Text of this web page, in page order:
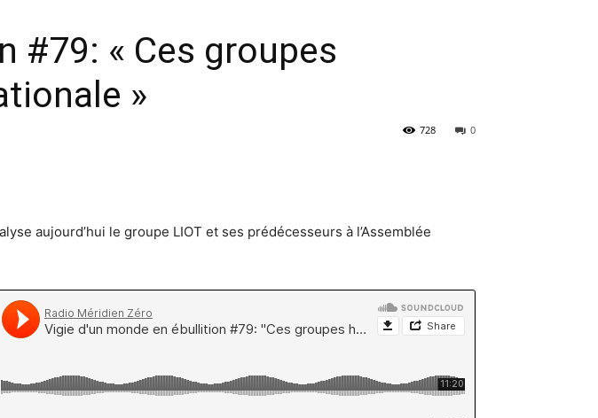
#79: « Ces groupes
»
0
728
aujourd’hui le groupe LIOT et ses prédécesseurs à l’Assemblée